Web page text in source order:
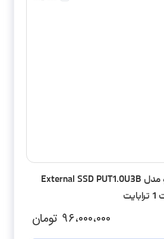
فلش مموری بوفالو مدل External SSD PUT1.0U3B
۹۶،۰۰۰،۰۰۰ تومان